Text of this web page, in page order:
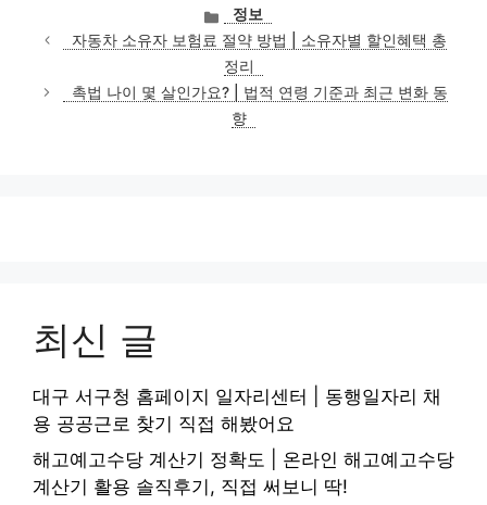
카
테
고
리
정보
자동차 소유자 보험료 절약 방법 | 소유자별 할인혜택 총
정리
촉법 나이 몇 살인가요? | 법적 연령 기준과 최근 변화 동
향
최신 글
대구 서구청 홈페이지 일자리센터 | 동행일자리 채
용 공공근로 찾기 직접 해봤어요
해고예고수당 계산기 정확도 | 온라인 해고예고수당
계산기 활용 솔직후기, 직접 써보니 딱!